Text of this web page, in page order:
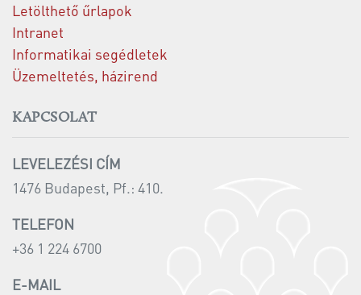
Letölthető űrlapok
Intranet
Informatikai segédletek
Üzemeltetés, házirend
KAPCSOLAT
LEVELEZÉSI CÍM
1476 Budapest, Pf.: 410.
TELEFON
+36 1 224 6700
E-MAIL